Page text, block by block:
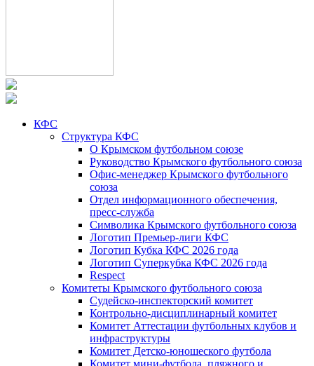
КФС
Структура КФС
О Крымском футбольном союзе
Руководство Крымского футбольного союза
Офис-менеджер Крымского футбольного
союза
Отдел информационного обеспечения,
пресс-служба
Символика Крымского футбольного союза
Логотип Премьер-лиги КФС
Логотип Кубка КФС 2026 года
Логотип Суперкубка КФС 2026 года
Respect
Комитеты Крымского футбольного союза
Судейско-инспекторский комитет
Контрольно-дисциплинарный комитет
Комитет Аттестации футбольных клубов и
инфраструктуры
Комитет Детско-юношеского футбола
Комитет мини-футбола, пляжного и